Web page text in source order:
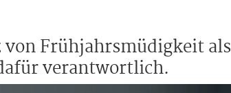
Frühjahrsmüdigkeit als
verantwortlich.